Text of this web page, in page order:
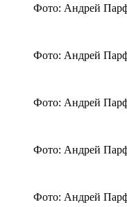
Фото: Андрей
Фото: Андрей
Фото: Андрей
Фото: Андрей
Фото: Андрей